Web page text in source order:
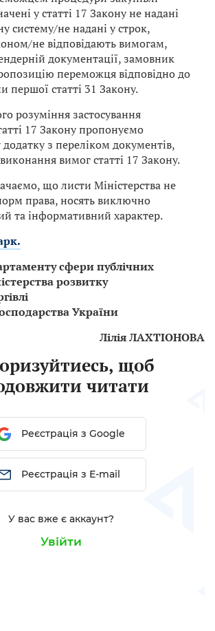
у статті 17 Закону не надані
систему/не надані у строк,
не відповідають вимогам,
документації, замовник
переможця відповідно до
першої статті 31 Закону.
розуміння застосування
17 Закону пропонуємо
з переліком документів,
вимог статті 17 Закону.
що листи Міністерства не
права, носять виключно
та інформативний характер.
сфери публічних
розвитку
України
Лілія ЛАХТІОНОВА
щоб
читати
Реєстрація з Google
Реєстрація з E-mail
У вас вже є аккаунт?
Увійти